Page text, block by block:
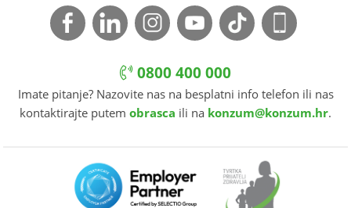
0800 400 000
Imate pitanje? Nazovite nas na besplatni info telefon ili nas
kontaktirajte putem obrasca ili na konzum@konzum.hr.